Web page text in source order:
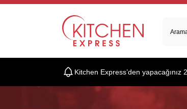
Kitchen Express’den